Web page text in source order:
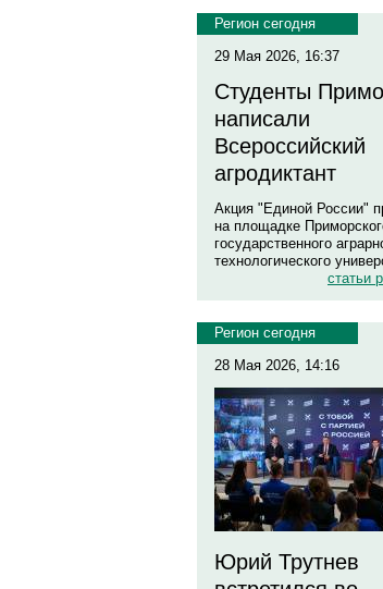
Регион сегодня
29 Мая 2026, 16:37
Студенты
написали
Всероссийский
агродиктант
Акция "Единой России"
на площадке
государственного
технологического
статьи
Регион сегодня
28 Мая 2026, 14:16
Юрий Трутнев